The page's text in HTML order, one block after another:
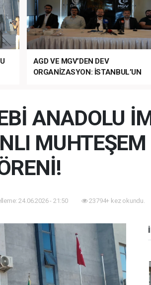
AGD VE MGV’DEN DEV
ORGANİZASYON: İSTANBUL’UN
ANADOLU
24.06.2026 - 21:50 23794+ kez okundu.